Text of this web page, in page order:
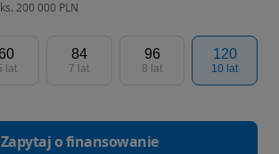
200 000 PLN
60
lat
84
7 lat
96
8 lat
120
10 lat
Zapytaj o finansowanie